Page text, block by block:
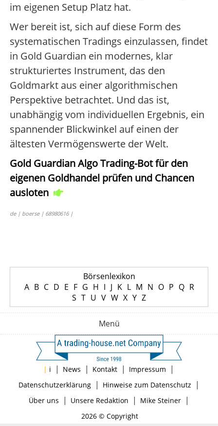
im eigenen Setup Platz hat.
Wer bereit ist, sich auf diese Form des
systematischen Tradings einzulassen, findet
in Gold Guardian ein modernes, klar
strukturiertes Instrument, das den
Goldmarkt aus einer algorithmischen
Perspektive betrachtet. Und das ist,
unabhängig vom individuellen Ergebnis, ein
spannender Blickwinkel auf einen der
ältesten Vermögenswerte der Welt.
Gold Guardian Algo Trading-Bot für den
eigenen Goldhandel prüfen und Chancen
ausloten
de | boerse | 68980616 |
Börsenlexikon
A B C D E F G H I J K L M N O P Q R
S T U V W X Y Z
Menü
| i | News | Kontakt | Impressum |
Datenschutzerklärung| Hinweise zum Datenschutz |
Über uns | Unsere Redaktion | Mike Steiner|
2026 © Copyright